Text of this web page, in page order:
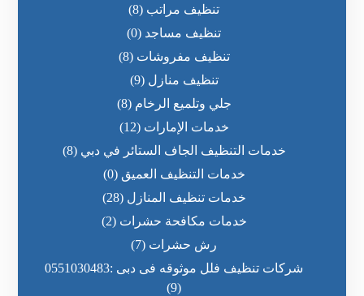
تنظيف مراتب (8)
تنظيف مساجد (0)
تنظيف مفروشات (8)
تنظيف منازل (9)
جلي وتلميع الرخام (8)
خدمات الإمارات (12)
خدمات التنظيف الجاف الستائر في دبي (8)
خدمات التنظيف العميق (0)
خدمات تنظيف المنازل (28)
خدمات مكافحة حشرات (2)
رش حشرات (7)
شركات تنظيف فلل موثوقه فى دبى :0551030483
(9)